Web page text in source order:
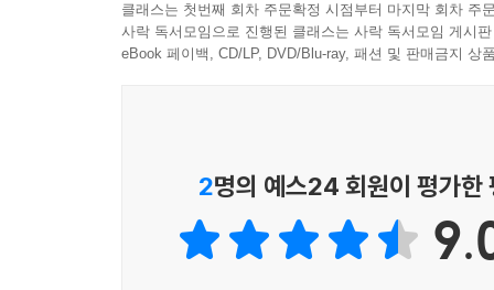
클래스는 첫번째 회차 주문확정 시점부터 마지막 회차 주
사락 독서모임으로 진행된 클래스는 사락 독서모임 게시
eBook 페이백, CD/LP, DVD/Blu-ray, 패션 및 판매금지 상
2명의 예스24 회원이 평가한